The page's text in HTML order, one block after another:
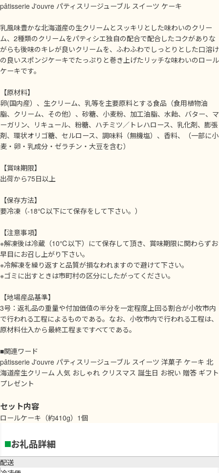
pâtisserie J'ouvre パティスリージューブル スイーツ ケーキ
乳風味豊かな北海道産の生クリームとスッキリとした味わいのクリー
ム、2種類のクリームをパティシエ独自の配合で配合したコクがありな
がらも後味のキレが良いクリームを、ふわふわでしっとりとした口溶け
の良いスポンジケーキでたっぷりと巻き上げたリッチな味わいのロール
ケーキです。
【原材料】
卵(国内産）、生クリーム、乳等を主要原料とする食品（食用植物油
脂、クリーム、その他）、砂糖、小麦粉、加工油脂、水飴、バター、マ
ーガリン、リキュール、粉糖、ハチミツ／トレハロース、乳化剤、膨張
剤、環状オリゴ糖、セルロース、調味料（無機塩）、香料、（一部に小
麦・卵・乳成分・ゼラチン・大豆を含む）
【賞味期限】
出荷から75日以上
【保存方法】
要冷凍（-18℃以下にて保存をして下さい。）
【注意事項】
※解凍後は冷蔵（10℃以下）にて保存して頂き、賞味期限に関わらずお
早目にお召し上がり下さい。
※冷解凍を繰り返すと品質が損なわれますので避けて下さい。
※ゴミに出すときは市町村の区分にしたがってください。
【地場産品基準】
3号：返礼品の重量や付加価値の半分を一定程度上回る割合が小牧市内
で行われる工程によるものである。なお、小牧市内で行われる工程は、
原材料仕入から最終工程まですべてである。
■関連ワード
pâtisserie J'ouvre パティスリージューブル スイーツ 洋菓子 ケーキ 北
海道産生クリーム 人気 おしゃれ クリスマス 誕生日 お祝い 贈答 ギフト
プレゼント
セット内容
ロールケーキ（約410g）1個
お礼品詳細
配送